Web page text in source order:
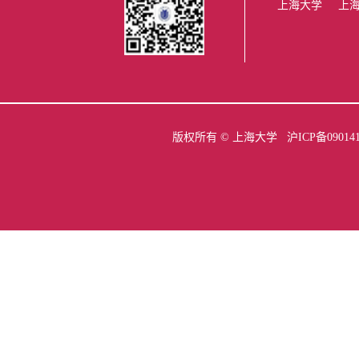
上海大学 上
版权所有 © 上海大学 沪ICP备